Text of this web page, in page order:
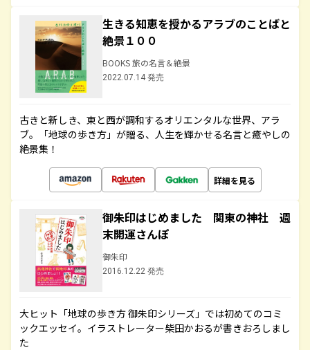
生きる知恵を授かるアラブのことばと
絶景１００
BOOKS 旅の名言＆絶景
2022.07.14 発売
古きと新しき、東と西が調和するオリエンタルな世界、アラ
ブ。「地球の歩き方」が贈る、人生を輝かせる名言と癒やしの
絶景集！
詳細を見る
御朱印はじめました 関東の神社 週
末開運さんぽ
御朱印
2016.12.22 発売
大ヒット「地球の歩き方 御朱印シリーズ」では初めてのコミ
ックエッセイ。イラストレーター柴田かおるが書きおろしまし
た